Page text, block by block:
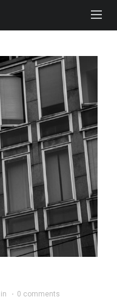
in · 0 comments